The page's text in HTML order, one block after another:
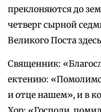
преклоняются до
четверг сырной
Великого Поста
Священник:
ектению:
и отце нашем», и в